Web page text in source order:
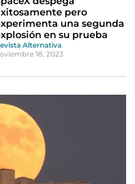
pero
una segunda
en su prueba
Alternativa
18, 2023